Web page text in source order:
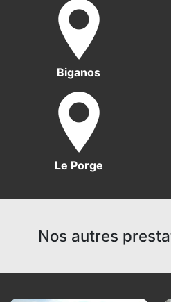
Biganos
Le Porge
Nos autres